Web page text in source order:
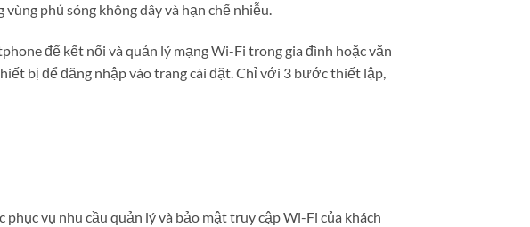
phủ sóng không dây và hạn chế nhiễu.
để kết nối và quản lý mạng Wi-Fi trong gia đình hoặc văn
bị để đăng nhập vào trang cài đặt. Chỉ với 3 bước thiết lập,
vụ nhu cầu quản lý và bảo mật truy cập Wi-Fi của khách